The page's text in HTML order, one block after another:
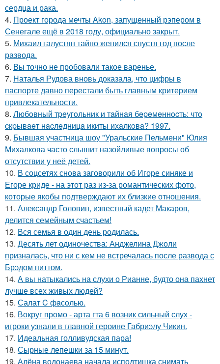
сердца и рака.
4. Проект города мечты Akon, запущенный рэпером в
Сенегале ещё в 2018 году, официально закрыт.
5. Михаил галустян тайно женился спустя год после
развода.
6. Вы точно не пробовали такое варенье.
7. Наталья Рудова вновь доказала, что цифры в
паспорте давно перестали быть главным критерием
привлекательности.
8. Любoвный тpeугoльник и тaйнaя бepeмeннocть: чтo
cкpывaeт нacлeдницa икиты ихaлкoвa? 1997.
9. Бывшая участница шоу "Уральские Пельмени" Юлия
Михалкова часто слышит назойливые вопросы об
отсутствии у неё детей.
10. В соцсетях снова заговорили об Игоре синяке и
Егоре криде - на этот раз из-за романтических фото,
которые якобы подтверждают их близкие отношения.
11. Александр Головин, известный кадет Макаров,
делится семейным счастьем!
12. Вся семья в один день родилась.
13. Десять лет одиночества: Анджелина Джоли
призналась, что ни с кем не встречалась после развода с
Брэдом питтом.
14. А вы натыкались на слухи о Рианне, будто она пахнет
лучше всех живых людей?
15. Салат C фaсoлью.
16. Вокруг промо - арта гта 6 возник сильный слух -
игроки узнали в главной героине Габриэлу Чикин.
17. Идеальная голливудская пара!
18. Сырные лепешки за 15 минут.
19. Алёна водонаева начала исподтишка снимать